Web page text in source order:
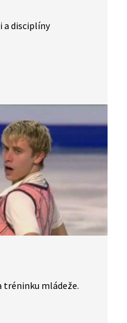
a disciplíny
tréninku mládeže.